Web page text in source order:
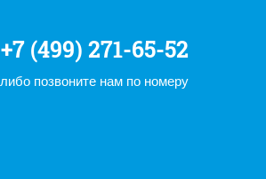
+7 (499) 271-65-52
либо позвоните нам по номеру